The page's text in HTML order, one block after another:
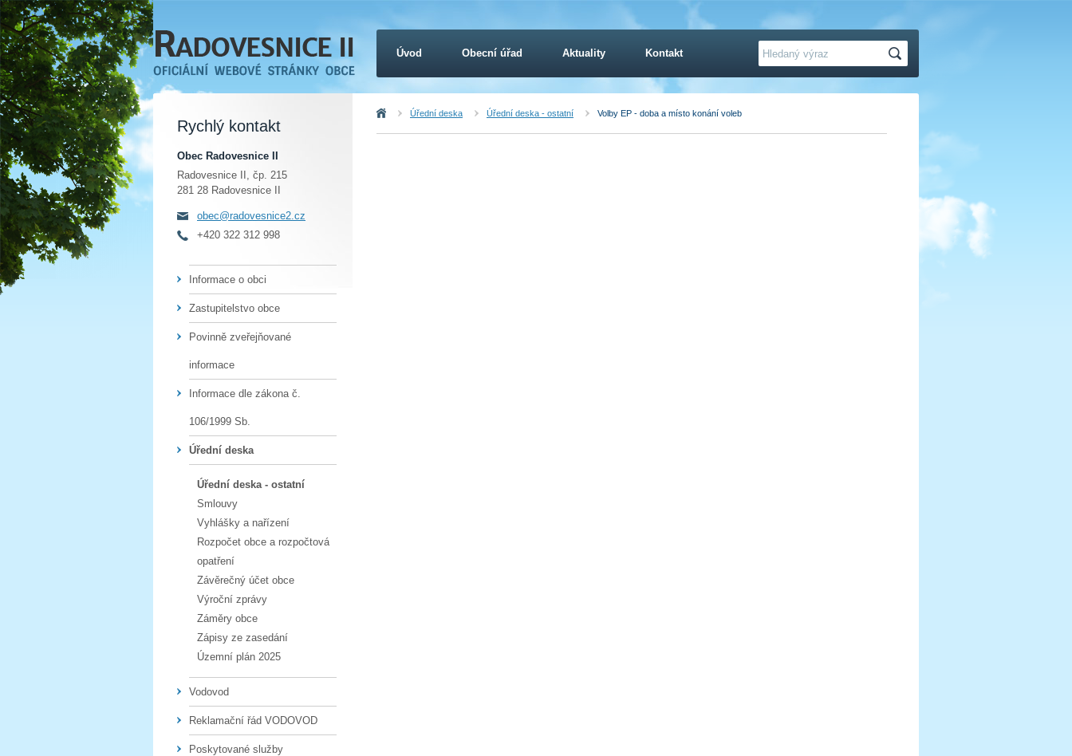
Úvod Úřední deska Úřední deska - ostatní Volby EP - doba a místo konání voleb
Rychlý kontakt
Obec Radovesnice II
Radovesnice II, čp. 215
281 28 Radovesnice II
obec@radovesnice2.cz
+420 322 312 998
Informace o obci
Zastupitelstvo obce
Povinně zveřejňované
informace
Informace dle zákona č.
106/1999 Sb.
Úřední deska
Úřední deska - ostatní
Smlouvy
Vyhlášky a nařízení
Rozpočet obce a rozpočtová
opatření
Závěrečný účet obce
Výroční zprávy
Záměry obce
Zápisy ze zasedání
Územní plán 2025
Vodovod
Reklamační řád VODOVOD
Poskytované služby
Hledat
Úvod Obecní úřad Aktuality Kontakt